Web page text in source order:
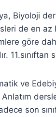
Biyoloji
de en az
göre
ve
son